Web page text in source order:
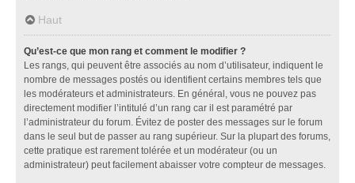
Haut
Qu’est-ce que mon rang et comment le modifier ?
Les rangs, qui peuvent être associés au nom d’utilisateur, indiquent le
nombre de messages postés ou identifient certains membres tels que
les modérateurs et administrateurs. En général, vous ne pouvez pas
directement modifier l’intitulé d’un rang car il est paramétré par
l’administrateur du forum. Évitez de poster des messages sur le forum
dans le seul but de passer au rang supérieur. Sur la plupart des forums,
cette pratique est rarement tolérée et un modérateur (ou un
administrateur) peut facilement abaisser votre compteur de messages.